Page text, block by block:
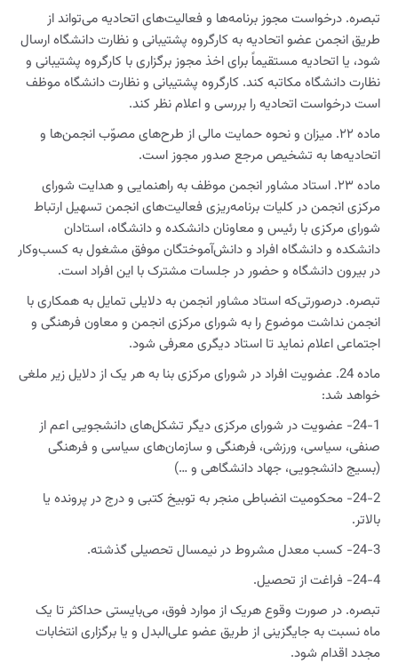
تبصره. درخواست مجوز برنامه‌ها و فعالیت‌های اتحادیه می‌تواند از
طریق انجمن عضو اتحادیه به کارگروه پشتیبانی و نظارت دانشگاه ارسال
شود، یا اتحادیه مستقیماً برای اخذ مجوز برگزاری با کارگروه پشتیبانی و
نظارت دانشگاه مکاتبه کند. کارگروه پشتیبانی و نظارت دانشگاه موظف
است درخواست اتحادیه را بررسی و اعلام نظر کند.
ماده ۲۲. میزان و نحوه حمایت مالی از طرح‌های مصوّب انجمن‌ها و
اتحادیه‌ها به تشخیص مرجع صدور مجوز است.
ماده ۲۳. استاد مشاور انجمن موظف به راهنمایی و هدایت شورای
مرکزی انجمن در کلیات برنامه‌ریزی فعالیت‌های انجمن تسهیل ارتباط
شورای مرکزی با رئیس و معاونان دانشکده و دانشگاه، استادان
دانشکده و دانشگاه افراد و دانش‌آموختگان موفق مشغول به کسب‌وکار
در بیرون دانشگاه و حضور در جلسات مشترک با این افراد است.
تبصره. درصورتی‌که استاد مشاور انجمن به دلایلی تمایل به همکاری با
انجمن نداشت موضوع را به شورای مرکزی انجمن و معاون فرهنگی و
اجتماعی اعلام نماید تا استاد دیگری معرفی شود.
ماده 24. عضویت افراد در شورای مرکزی بنا به هر یک از دلایل زیر ملغی
خواهد شد:
24-1- عضویت در شورای مرکزی دیگر تشکل‌های دانشجویی اعم از
صنفی، سیاسی، ورزشی، فرهنگی و سازمان‌های سیاسی و فرهنگی
(بسیج دانشجویی، جهاد دانشگاهی و …)
24-2- محکومیت انضباطی منجر به توبیخ کتبی و درج در پرونده یا
بالاتر.
24-3- کسب معدل مشروط در نیمسال تحصیلی گذشته.
24-4- فراغت از تحصیل.
تبصره. در صورت وقوع هریک از موارد فوق، می‌بایستی حداکثر تا یک
ماه نسبت به جایگزینی از طریق عضو علی‌البدل و یا برگزاری انتخابات
مجدد اقدام شود.